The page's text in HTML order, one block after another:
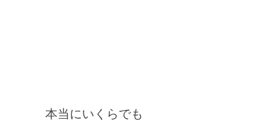
本当にいくらでも